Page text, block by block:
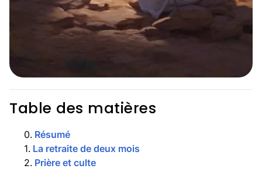
Table des matières
0. Résumé
1. La retraite de deux mois
2. Prière et culte